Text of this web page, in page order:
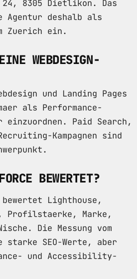
8305 Dietlikon. Das
deshalb als
Zuerich ein.
WEBDESIGN-
und Landing Pages
als Performance-
einzuordnen. Paid Search,
Kampagnen sind
BEWERTET?
Lighthouse,
Profilstaerke, Marke,
Die Messung vom
starke SEO-Werte, aber
und Accessibility-